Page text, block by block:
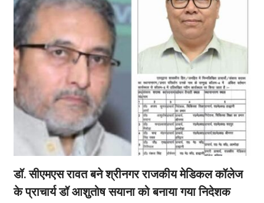
डॉ. सीएमएस रावत बने श्रीनगर राजकीय मेडिकल कॉलेज
के प्राचार्य डॉ आशुतोष सयाना को बनाया गया निदेशक